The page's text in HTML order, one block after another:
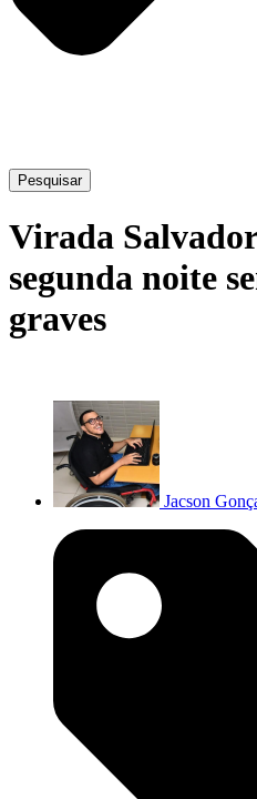
Pesquisar
Virada
segunda noite
graves
Jacson